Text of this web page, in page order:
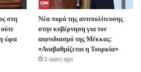
στη
ώρα
Νέα πυρά της αντιπολίτευσης
στην κυβέρνηση για τον
αιφνιδιασμό της Μέκκας:
«Αναβαθμίζεται η Τουρκία»
2 ώρες ago